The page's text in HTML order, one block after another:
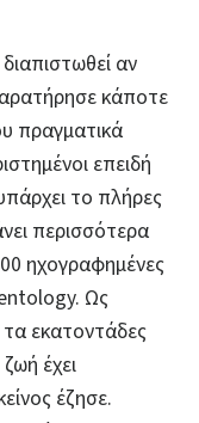
αν
κάποτε
πραγματικά
επειδή
το πλήρες
περισσότερα
ηχογραφημένες
Ως
εκατοντάδες
έχει
έζησε.